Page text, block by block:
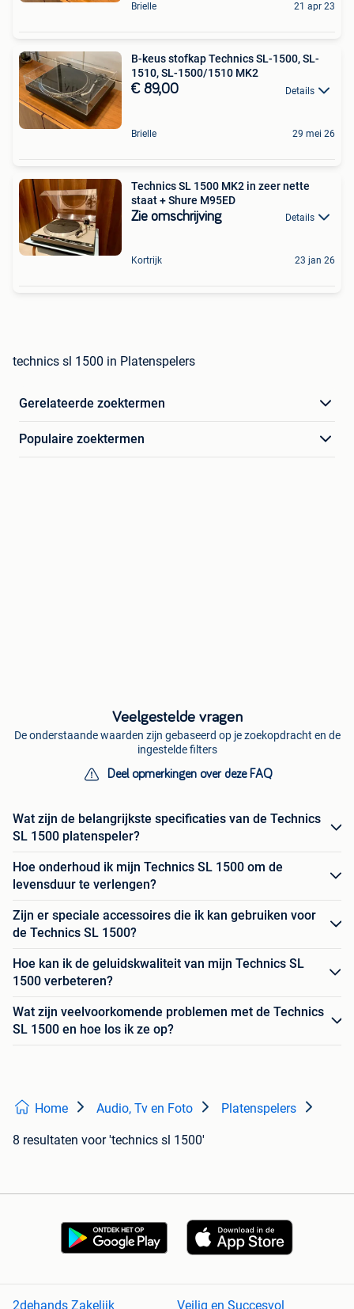
Brielle 21 apr 23
B-keus stofkap Technics SL-1500, SL-
1510, SL-1500/1510 MK2
€ 89,00 Details
Brielle 29 mei 26
Technics SL 1500 MK2 in zeer nette
staat + Shure M95ED
Zie omschrijving Details
Kortrijk 23 jan 26
technics sl 1500 in Platenspelers
Gerelateerde zoektermen
Populaire zoektermen
Veelgestelde vragen
De onderstaande waarden zijn gebaseerd op je zoekopdracht en de
ingestelde filters
Deel opmerkingen over deze FAQ
Wat zijn de belangrijkste specificaties van de Technics
SL 1500 platenspeler?
Hoe onderhoud ik mijn Technics SL 1500 om de
levensduur te verlengen?
Zijn er speciale accessoires die ik kan gebruiken voor
de Technics SL 1500?
Hoe kan ik de geluidskwaliteit van mijn Technics SL
1500 verbeteren?
Wat zijn veelvoorkomende problemen met de Technics
SL 1500 en hoe los ik ze op?
Home Audio, Tv en Foto Platenspelers
8 resultaten voor 'technics sl 1500'
2dehands Zakelijk Veilig en Succesvol